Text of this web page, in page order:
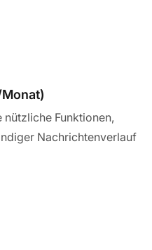
nützliche Funktionen,
Nachrichtenverlauf